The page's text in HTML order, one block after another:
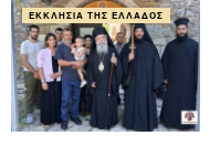
ΕΚΚΛΗΣΊΑ ΤΗΣ ΕΛΛΆΔΟΣ